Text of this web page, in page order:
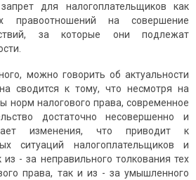
для налогоплательщиков как
правоотношений на совершение
за которые они подлежат
можно говорить об актуальности
сводится к тому, что несмотря на
норм налогового права, современное
достаточно несовершенно и
изменения, что приводит к
ситуаций налогоплательщиков и
из - за неправильного толкования тех
права, так и из - за умышленного